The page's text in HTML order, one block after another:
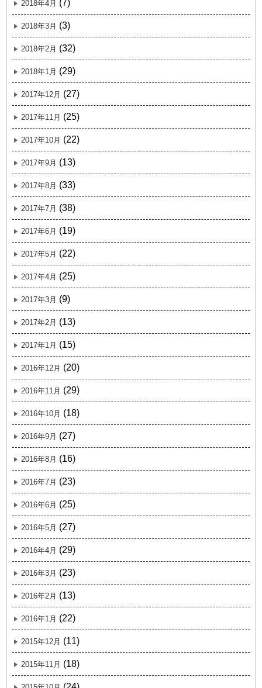
2018年4月 (7)
2018年3月 (3)
2018年2月 (32)
2018年1月 (29)
2017年12月 (27)
2017年11月 (25)
2017年10月 (22)
2017年9月 (13)
2017年8月 (33)
2017年7月 (38)
2017年6月 (19)
2017年5月 (22)
2017年4月 (25)
2017年3月 (9)
2017年2月 (13)
2017年1月 (15)
2016年12月 (20)
2016年11月 (29)
2016年10月 (18)
2016年9月 (27)
2016年8月 (16)
2016年7月 (23)
2016年6月 (25)
2016年5月 (27)
2016年4月 (29)
2016年3月 (23)
2016年2月 (13)
2016年1月 (22)
2015年12月 (11)
2015年11月 (18)